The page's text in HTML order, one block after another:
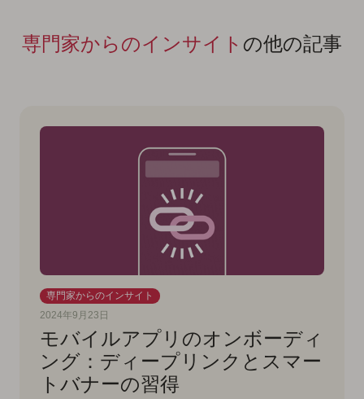
専門家からのインサイト の他の記事
専門家からのインサイト
2024年9月23日
モバイルアプリのオンボーディ
ング：ディープリンクとスマー
トバナーの習得